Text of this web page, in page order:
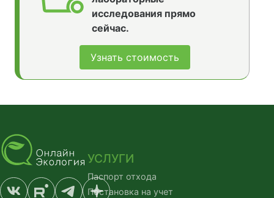
исследования прямо
сейчас.
Узнать стоимость
УСЛУГИ
Паспорт отхода
Постановка на учет